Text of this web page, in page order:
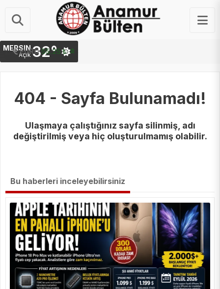
STERLIN 64.48 ₺
MERSIN
Açık 32°
404 - Sayfa Bulunamadı!
Ulaşmaya çalıştığınız sayfa silinmiş, adı
değiştirilmiş veya hiç oluşturulmamış olabilir.
Bu haberleri inceleyebilirsiniz